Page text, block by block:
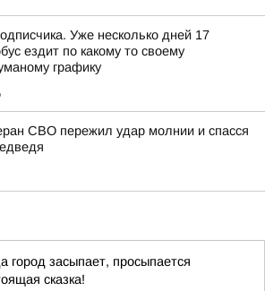
Уже несколько дней 17
ездит по какому то своему
графику
СВО пережил удар молнии и спасся
город засыпает, просыпается
сказка!